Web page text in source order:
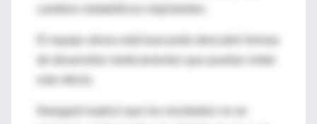
El equipo ahora está buscando descubrir formas
Newgard explicó que los resultados no se